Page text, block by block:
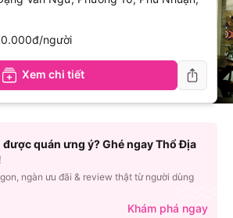
người
Xem chi tiết
quán ưng ý? Ghé ngay Thổ Địa
ngàn ưu đãi & review thật từ người dùng
Khám phá ngay